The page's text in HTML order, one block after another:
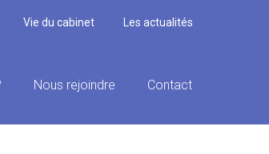
Vie du cabinet Les actualités
Nous rejoindre Contact